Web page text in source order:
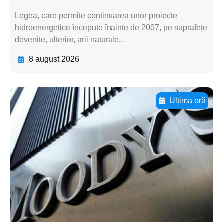
Legea, care permite continuarea unor proiecte
hidroenergetice începute înainte de 2007, pe suprafețe
devenite, ulterior, arii naturale...
8 august 2026
Ultima oră
Adaugă aici textul pentru
subtitluAdaugă aici
textul pentru
subtitluAdaugă aici
textul pentru
subtitluAdaugă aici
textul pentru subti